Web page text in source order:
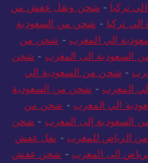
تركيا - شحن ونقل عفش من
تركيا - شحن من السعودية
الي المغرب - شحن من
الى المغرب - شحن
- شحن من السعودية الي
المغرب - شحن من السعودية
الي المغرب - شحن من
إلى المغرب - شحن
الرياض للمغرب - نقل عفش
الى المغرب - شحن عفش